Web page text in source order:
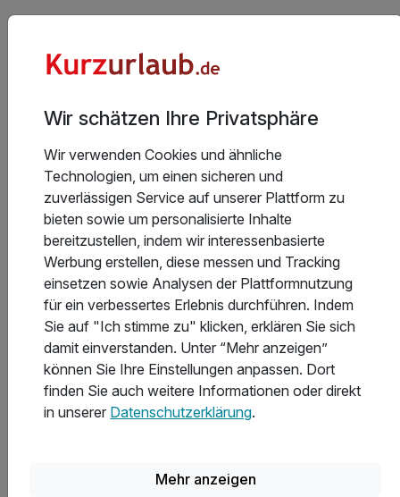
Inspiration
gefällig?
Unser
Reiserblog
könnte Abhilfe
schaffen!
Reiseblog
Noch offene
Fragen?
Dann kontaktiere
uns gerne über
unser
Serviceformular
Generelle
Hier geht's zu
AGB's
Musicals 2026
Wir schätzen Ihre Privatsphäre
Wir verwenden Cookies und ähnliche
Technologien, um einen sicheren und
zuverlässigen Service auf unserer Plattform zu
bieten sowie um personalisierte Inhalte
bereitzustellen, indem wir interessenbasierte
Werbung erstellen, diese messen und Tracking
einsetzen sowie Analysen der Plattformnutzung
für ein verbessertes Erlebnis durchführen. Indem
Sie auf "Ich stimme zu" klicken, erklären Sie sich
damit einverstanden. Unter “Mehr anzeigen”
können Sie Ihre Einstellungen anpassen. Dort
finden Sie auch weitere Informationen oder direkt
in unserer Datenschutzerklärung.
Mehr anzeigen